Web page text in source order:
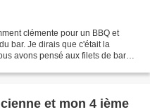
clémente pour un BBQ et
bar. Je dirais que c'était la
avons pensé aux filets de bar
et mon 4 ième